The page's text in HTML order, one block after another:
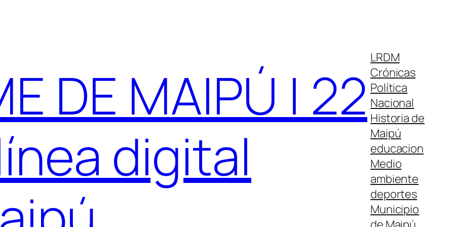
DE MAIPÚ | 22
digital
LRDM
Crónicas
Política
Nacional
Historia de
Maipú
educacion
Medio
ambiente
deportes
Municipio